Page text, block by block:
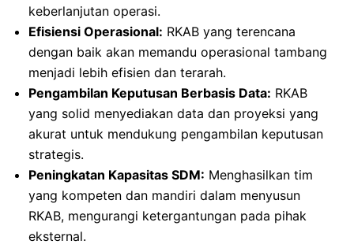
keberlanjutan operasi.
Efisiensi Operasional: RKAB yang terencana
dengan baik akan memandu operasional tambang
menjadi lebih efisien dan terarah.
Pengambilan Keputusan Berbasis Data: RKAB
yang solid menyediakan data dan proyeksi yang
akurat untuk mendukung pengambilan keputusan
strategis.
Peningkatan Kapasitas SDM: Menghasilkan tim
yang kompeten dan mandiri dalam menyusun
RKAB, mengurangi ketergantungan pada pihak
eksternal.